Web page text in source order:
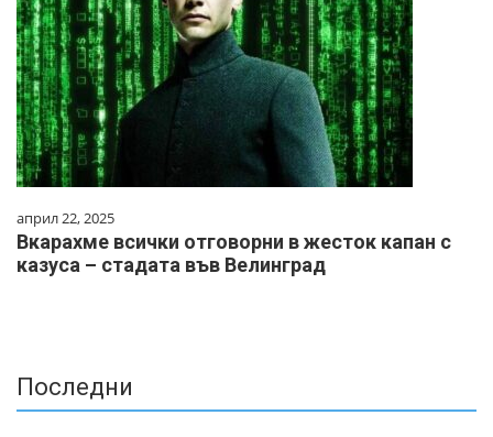
април 22, 2025
Вкарахме всички отговорни в жесток капан с
казуса – стадата във Велинград
Последни